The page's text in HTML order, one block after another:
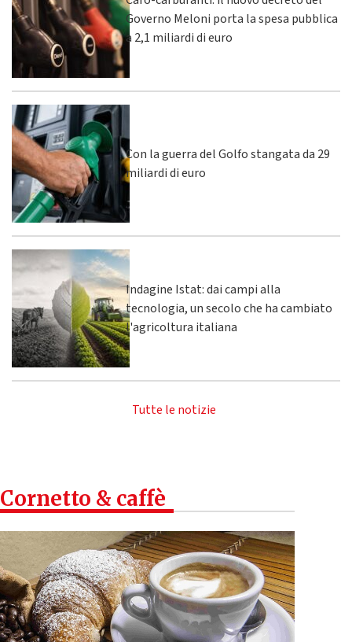
Governo Meloni porta la spesa pubblica
a 2,1 miliardi di euro
Con la guerra del Golfo stangata da 29
miliardi di euro
Indagine Istat: dai campi alla
tecnologia, un secolo che ha cambiato
l'agricoltura italiana
Tutte le notizie
Cornetto & caffè